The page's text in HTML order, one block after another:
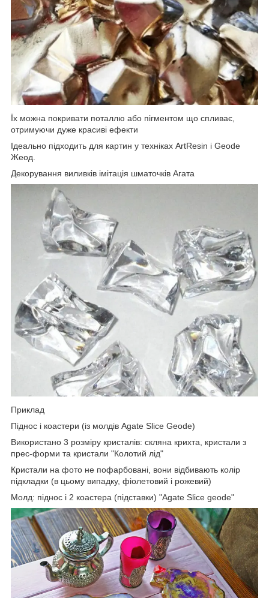
Їх можна покривати поталлю або пігментом що спливає,
отримуючи дуже красиві ефекти
Ідеально підходить для картин у техніках ArtResin і Geode
Жеод.
Декорування виливків імітація шматочків Агата
Приклад
Піднос і коастери (із молдів Agate Slice Geode)
Використано 3 розміру кристалів: скляна крихта, кристали з
прес-форми та кристали "Колотий лід"
Кристали на фото не пофарбовані, вони відбивають колір
підкладки (в цьому випадку, фіолетовий і рожевий)
Молд: піднос і 2 коастера (підставки) "Agate Slice geode"